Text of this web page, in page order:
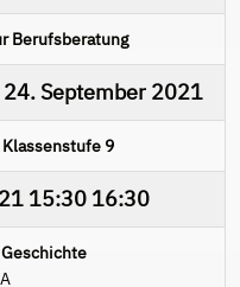
Berufsberatung
24. September 2021
9
15:30 16:30